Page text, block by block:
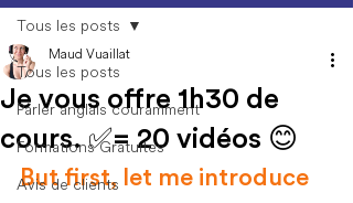
Tous les posts
Parler anglais couramment
Formations Gratuites
Avis de clients
Tous les posts
Je vous offre 1h30 de
cours. ✅= 20 vidéos 😊
Maud Vuaillat
But first, let me introduce